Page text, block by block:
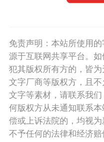
免责声明：本站所使用
源于互联网共享平台。
犯其版权所有方的，皆
文字厂商等版权方，且
文字等素材，请联系我
何版权方从未通知联系
偿或上诉法院的，均视
不予任何的法律和经济赔